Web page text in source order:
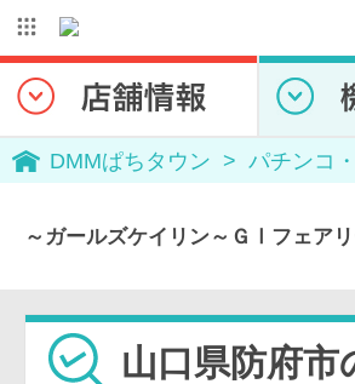
DMMぱちタウン パチンコ
～ガールズケイリン～ＧⅠフェア
山口県防府市